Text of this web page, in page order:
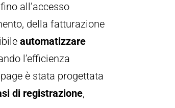
all’accesso
della fatturazione
automatizzare
l’efficienza
è stata progettata
di registrazione,